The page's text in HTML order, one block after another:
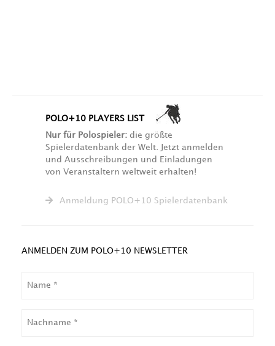
POLO+10 PLAYERS LIST
Nur für Polospieler: die größte
Spielerdatenbank der Welt. Jetzt anmelden
und Ausschreibungen und Einladungen
von Veranstaltern weltweit erhalten!
Anmeldung POLO+10 Spielerdatenbank
ANMELDEN ZUM POLO+10 NEWSLETTER